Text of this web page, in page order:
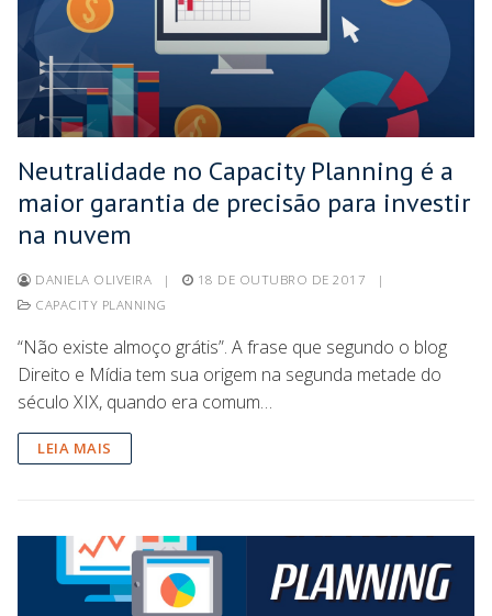
Neutralidade no Capacity Planning é a
maior garantia de precisão para investir
na nuvem
DANIELA OLIVEIRA | 18 DE OUTUBRO DE 2017
|
CAPACITY PLANNING
“Não existe almoço grátis”. A frase que segundo o blog
Direito e Mídia tem sua origem na segunda metade do
século XIX, quando era comum…
LEIA MAIS